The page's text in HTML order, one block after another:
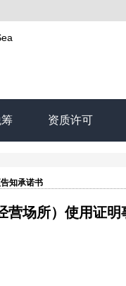
资质许可
知承诺书
营场所）使用证明